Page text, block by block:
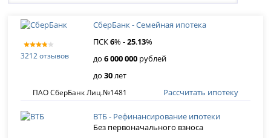
3212 отзывов
СберБанк - Семейная ипотека
ПСК6% -25.13%
до6 000 000 рублей
до30лет
ПАО СберБанк Лиц.№1481 Рассчитать ипотеку
ВТБ - Рефинансирование ипотеки
Без первоначального взноса